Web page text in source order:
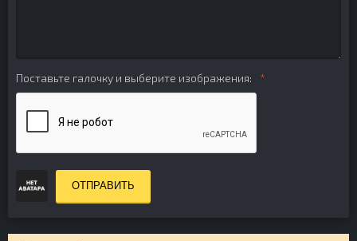
Поставьте галочку и выберите изображения:
ОТПРАВИТЬ